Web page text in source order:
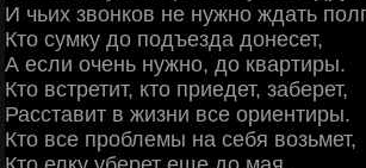
И чьих звонков не нужно ждать
Кто сумку до подъезда донесет,
А если очень нужно, до квартиры.
Кто встретит, кто приедет, заберет,
Расставит в жизни все ориентиры.
Кто все проблемы на себя возьмет,